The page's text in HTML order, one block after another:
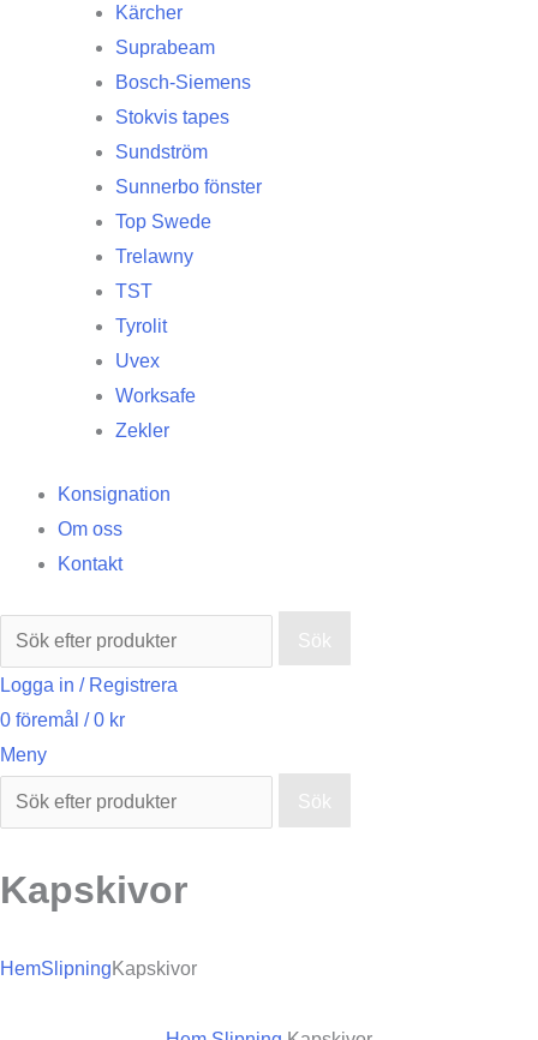
Kärcher
Suprabeam
Bosch-Siemens
Stokvis tapes
Sundström
Sunnerbo fönster
Top Swede
Trelawny
TST
Tyrolit
Uvex
Worksafe
Zekler
Konsignation
Om oss
Kontakt
Sök
Logga in / Registrera
0 föremål / 0 kr
Meny
Sök
Kapskivor
HemSlipning Kapskivor